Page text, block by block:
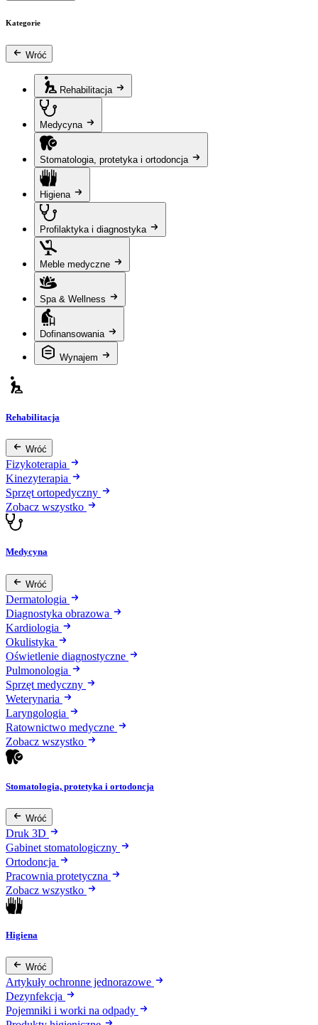
Kategorie
Wróć
Rehabilitacja
Medycyna
Stomatologia, protetyka i ortodoncja
Higiena
Profilaktyka i diagnostyka
Meble medyczne
Spa & Wellness
Dofinansowania
Wynajem
Rehabilitacja
Wróć
Fizykoterapia
Kinezyterapia
Sprzęt ortopedyczny
Zobacz wszystko
Medycyna
Wróć
Dermatologia
Diagnostyka obrazowa
Kardiologia
Okulistyka
Oświetlenie diagnostyczne
Pulmonologia
Sprzęt medyczny
Weterynaria
Laryngologia
Ratownictwo medyczne
Zobacz wszystko
Stomatologia, protetyka i ortodoncja
Wróć
Druk 3D
Gabinet stomatologiczny
Ortodoncja
Pracownia protetyczna
Zobacz wszystko
Higiena
Wróć
Artykuły ochronne jednorazowe
Dezynfekcja
Pojemniki i worki na odpady